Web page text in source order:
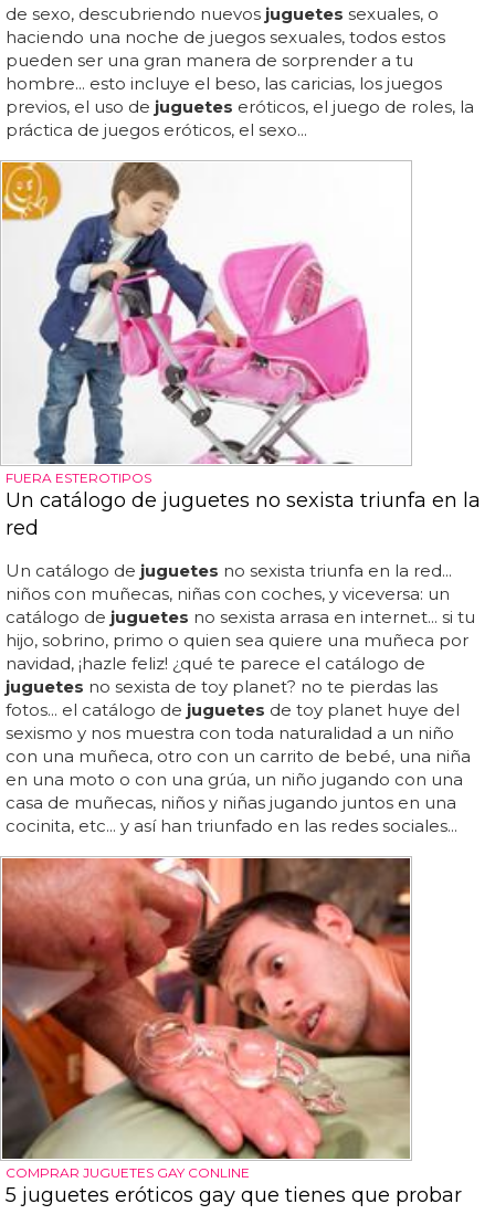
de sexo, descubriendo nuevos juguetes sexuales, o
haciendo una noche de juegos sexuales, todos estos
pueden ser una gran manera de sorprender a tu
hombre... esto incluye el beso, las caricias, los juegos
previos, el uso de juguetes eróticos, el juego de roles, la
práctica de juegos eróticos, el sexo...
FUERA ESTEROTIPOS
Un catálogo de juguetes no sexista triunfa en la
red
Un catálogo de juguetes no sexista triunfa en la red...
niños con muñecas, niñas con coches, y viceversa: un
catálogo de juguetes no sexista arrasa en internet... si tu
hijo, sobrino, primo o quien sea quiere una muñeca por
navidad, ¡hazle feliz! ¿qué te parece el catálogo de
juguetes no sexista de toy planet? no te pierdas las
fotos... el catálogo de juguetes de toy planet huye del
sexismo y nos muestra con toda naturalidad a un niño
con una muñeca, otro con un carrito de bebé, una niña
en una moto o con una grúa, un niño jugando con una
casa de muñecas, niños y niñas jugando juntos en una
cocinita, etc... y así han triunfado en las redes sociales...
COMPRAR JUGUETES GAY CONLINE
5 juguetes eróticos gay que tienes que probar